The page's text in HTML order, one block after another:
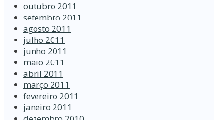
outubro 2011
setembro 2011
agosto 2011
julho 2011
junho 2011
maio 2011
abril 2011
março 2011
fevereiro 2011
janeiro 2011